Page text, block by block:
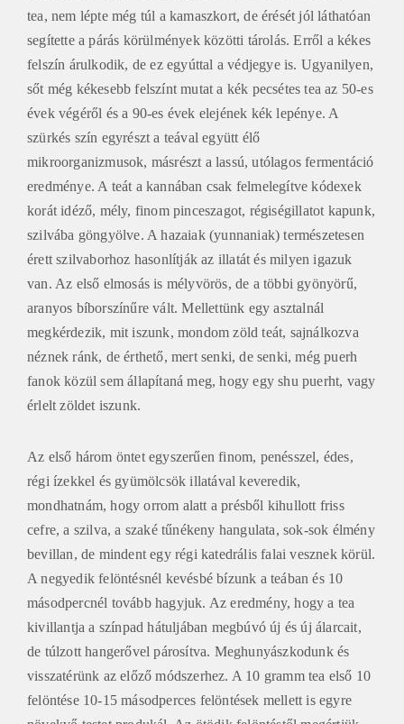
tea, nem lépte még túl a kamaszkort, de érését jól láthatóan
segítette a párás körülmények közötti tárolás. Erről a kékes
felszín árulkodik, de ez egyúttal a védjegye is. Ugyanilyen,
sőt még kékesebb felszínt mutat a kék pecsétes tea az 50-es
évek végéről és a 90-es évek elejének kék lepénye. A
szürkés szín egyrészt a teával együtt élő
mikroorganizmusok, másrészt a lassú, utólagos fermentáció
eredménye. A teát a kannában csak felmelegítve kódexek
korát idéző, mély, finom pinceszagot, régiségillatot kapunk,
szilvába göngyölve. A hazaiak (yunnaniak) természetesen
érett szilvaborhoz hasonlítják az illatát és milyen igazuk
van. Az első elmosás is mélyvörös, de a többi gyönyörű,
aranyos bíborszínűre vált. Mellettünk egy asztalnál
megkérdezik, mit iszunk, mondom zöld teát, sajnálkozva
néznek ránk, de érthető, mert senki, de senki, még puerh
fanok közül sem állapítaná meg, hogy egy shu puerht, vagy
érlelt zöldet iszunk.
Az első három öntet egyszerűen finom, penésszel, édes,
régi ízekkel és gyümölcsök illatával keveredik,
mondhatnám, hogy orrom alatt a présből kihullott friss
cefre, a szilva, a szaké tűnékeny hangulata, sok-sok élmény
bevillan, de mindent egy régi katedrális falai vesznek körül.
A negyedik felöntésnél kevésbé bízunk a teában és 10
másodpercnél tovább hagyjuk. Az eredmény, hogy a tea
kivillantja a színpad hátuljában megbúvó új és új álarcait,
de túlzott hangerővel párosítva. Meghunyászkodunk és
visszatérünk az előző módszerhez. A 10 gramm tea első 10
felöntése 10-15 másodperces felöntések mellett is egyre